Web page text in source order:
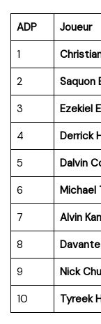
ADP Joueur
1
2
Saquon
3
Ezekiel
4
Derrick
5
Dalvin
6
Michael
7
Alvin
8
9
Nick
10
Tyreek